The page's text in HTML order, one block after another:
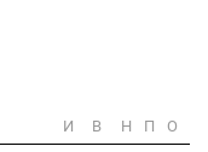
И В Н П
О